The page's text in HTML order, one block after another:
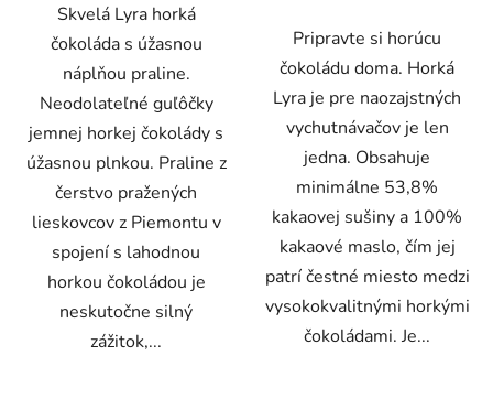
Skvelá Lyra horká
čokoláda s úžasnou
náplňou praline.
Neodolateľné guľôčky
jemnej horkej čokolády s
úžasnou plnkou. Praline z
čerstvo pražených
lieskovcov z Piemontu v
spojení s lahodnou
horkou čokoládou je
neskutočne silný
zážitok,...
Pripravte si horúcu
čokoládu doma. Horká
Lyra je pre naozajstných
vychutnávačov je len
jedna. Obsahuje
minimálne 53,8%
kakaovej sušiny a 100%
kakaové maslo, čím jej
patrí čestné miesto medzi
vysokokvalitnými horkými
čokoládami. Je...